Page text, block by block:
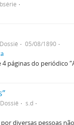
Dossiê
05/08/1890
páginas do periódico
Dossiê
s.d
diversas pessoas